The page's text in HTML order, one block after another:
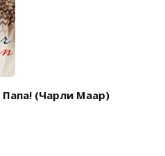
Папа! (Чарли Маар)